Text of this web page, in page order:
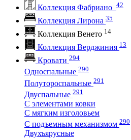
Коллекция Фабриано 42
Коллекция Лирона 35
Коллекция Венето 14
Коллекция Верджиния 13
Кровати 294
Односпальные 290
Полутороспальные 291
Двуспальные 291
С элементами ковки
С мягким изголовьем
С подъемным механизмом 290
Двухъярусные